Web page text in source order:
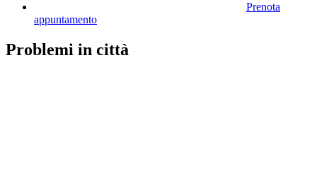
Prenota
appuntamento
Problemi in città